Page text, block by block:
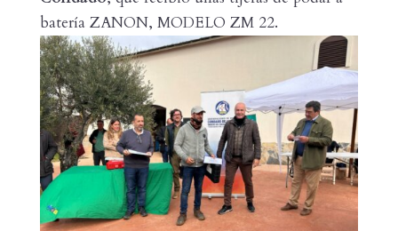
batería ZANON, MODELO ZM 22.